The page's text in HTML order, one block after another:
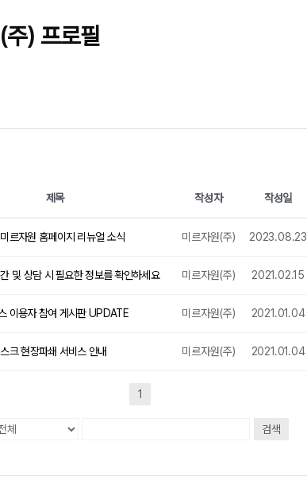
) 프로필
제목 작성자 작성일
르자원 홈페이지 리뉴얼 소식 미르자원(주) 2023.08.23
및 상담 시 필요한 정보를 확인하세요 미르자원(주) 2021.02.15
이용자 참여 게시판 UPDATE 미르자원(주) 2021.01.04
크 현장파쇄 서비스 안내 미르자원(주) 2021.01.04
1
검색